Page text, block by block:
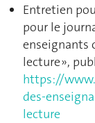
Entretien
pour le
enseignants
lecture »,
https://
des-
lecture